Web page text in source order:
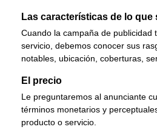
Las características de lo que
Cuando la campaña de publicidad
servicio, debemos conocer sus
notables, ubicación, coberturas,
El precio
Le preguntaremos al anunciante
términos monetarios y
producto o servicio.